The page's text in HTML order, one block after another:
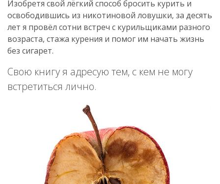
Изобретя свой лёгкий способ бросить курить и
освободившись из никотиновой ловушки, за десять
лет я провёл сотни встреч с курильщиками разного
возраста, стажа курения и помог им начать жизнь
без сигарет.
Свою книгу я адресую тем, с кем не могу
встретиться лично.